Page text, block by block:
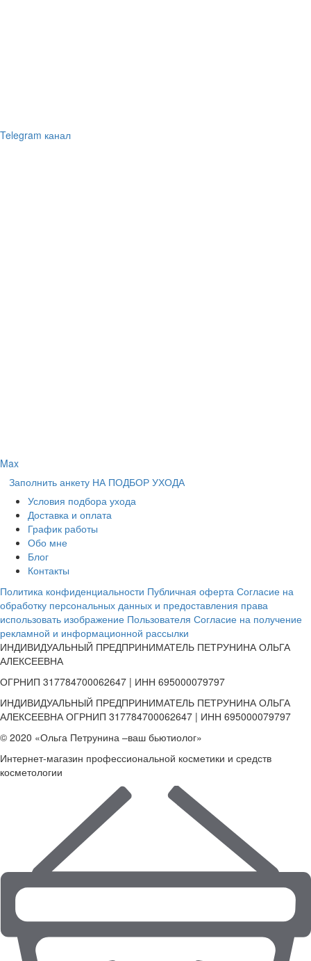
Telegram канал
Max
Заполнить анкету НА ПОДБОР УХОДА
Условия подбора ухода
Доставка и оплата
График работы
Обо мне
Блог
Контакты
Политика конфиденциальности Публичная оферта Согласие на
обработку персональных данных и предоставления права
использовать изображение Пользователя Согласие на получение
рекламной и информационной рассылки
ИНДИВИДУАЛЬНЫЙ ПРЕДПРИНИМАТЕЛЬ ПЕТРУНИНА ОЛЬГА
АЛЕКСЕЕВНА
ОГРНИП 317784700062647 | ИНН 695000079797
ИНДИВИДУАЛЬНЫЙ ПРЕДПРИНИМАТЕЛЬ ПЕТРУНИНА ОЛЬГА
АЛЕКСЕЕВНА ОГРНИП 317784700062647 | ИНН 695000079797
© 2020 «Ольга Петрунина –ваш бьютиолог»
Интернет-магазин профессиональной косметики и средств
косметологии